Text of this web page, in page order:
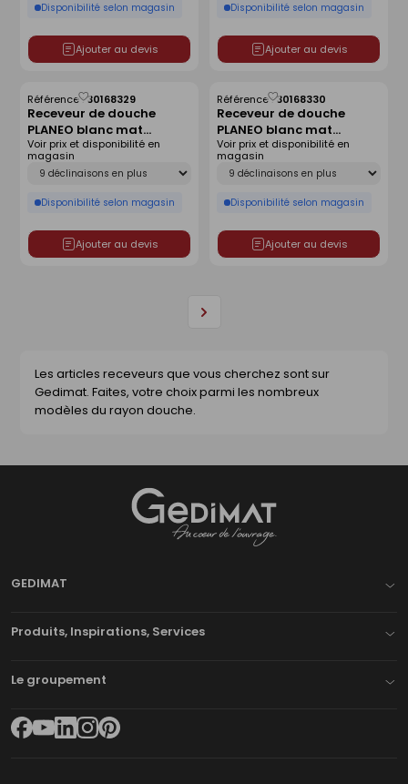
Disponibilité selon magasin
Ajouter au devis
Disponibilité selon magasin
Ajouter au devis
Receveur de douche
PLANEO blanc mat
antidérapant - 90 x 90
cm
Référence :30168329
Déclinaison
Disponibilité selon magasin
Voir prix et disponibilité en
magasin
Ajouter au devis
Enregistrer
comme
liste
Receveur de douche
PLANEO blanc mat
antidérapant - 120 x 80
cm
Référence :30168330
Déclinaison
Disponibilité selon magasin
Voir prix et disponibilité en
magasin
Ajouter au devis
Enregistrer
comme
liste
Page
Les articles receveurs que vous cherchez sont sur
Gedimat. Faites, votre choix parmi les nombreux
modèles du rayon douche.
GEDIMAT
Produits, Inspirations, Services
Le groupement